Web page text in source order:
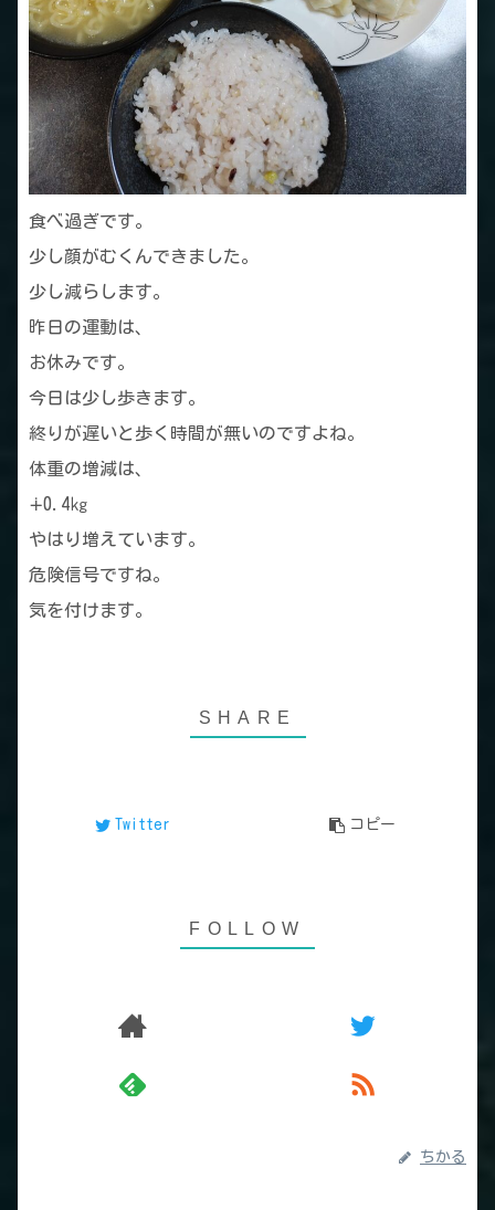
食べ過ぎです。
少し顔がむくんできました。
少し減らします。
昨日の運動は、
お休みです。
今日は少し歩きます。
終りが遅いと歩く時間が無いのですよね。
体重の増減は、
∔0.4㎏
やはり増えています。
危険信号ですね。
気を付けます。
Twitter コピー
ちかる